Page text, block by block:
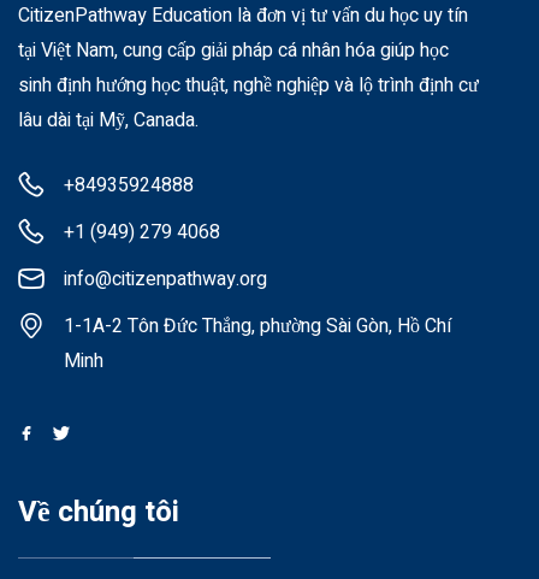
CitizenPathway Education là đơn vị tư vấn du học uy tín
tại Việt Nam, cung cấp giải pháp cá nhân hóa giúp học
sinh định hướng học thuật, nghề nghiệp và lộ trình định cư
lâu dài tại Mỹ, Canada.
+84935924888
+1 (949) 279 4068
info@citizenpathway.org
1-1A-2 Tôn Đức Thắng, phường Sài Gòn, Hồ Chí
Minh
Về chúng tôi